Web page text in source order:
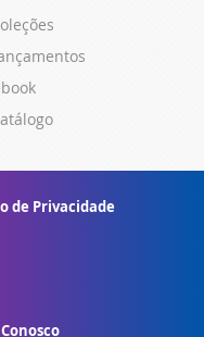
de Privacidade